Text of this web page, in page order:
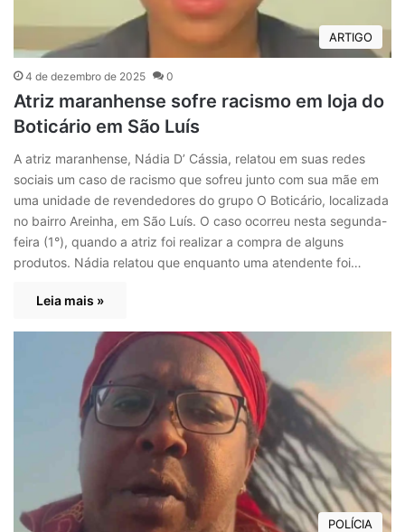
ARTIGO
4 de dezembro de 2025 0
Atriz maranhense sofre racismo em loja do
Boticário em São Luís
A atriz maranhense, Nádia D’ Cássia, relatou em suas redes
sociais um caso de racismo que sofreu junto com sua mãe em
uma unidade de revendedores do grupo O Boticário, localizada
no bairro Areinha, em São Luís. O caso ocorreu nesta segunda-
feira (1°), quando a atriz foi realizar a compra de alguns
produtos. Nádia relatou que enquanto uma atendente foi…
Leia mais »
POLÍCIA